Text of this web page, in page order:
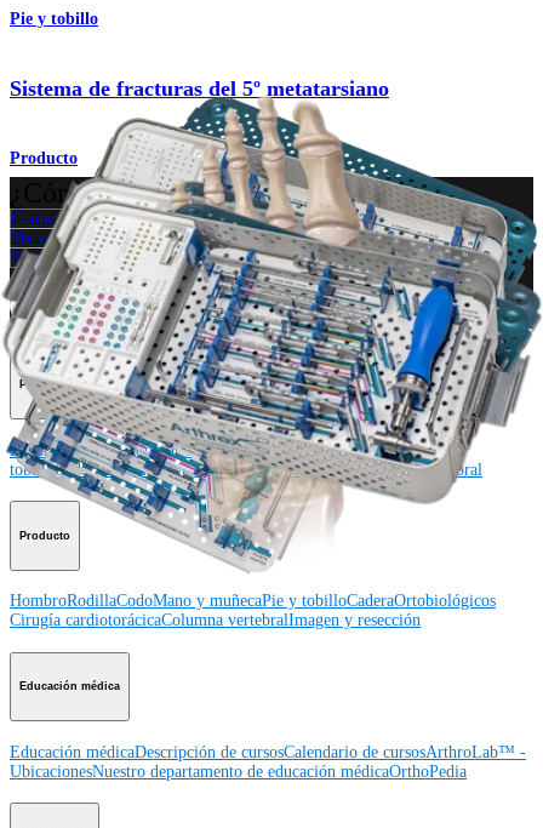
Pie y tobillo
Sistema de fracturas del 5º metatarsiano
Producto
¿Cómo podemos ayudarlo?
Contacte a un representante
Ver eventos, laboratorios y oportunidades educativas
Regístrese para recibir: ¿Qué hay de nuevo en Arthrex?
Conéctese con nosotros
Procedimiento
HombroRodillaCodoMano y muñecaPie y
tobilloCaderaOrtobiológicosCirugía cardiotorácica Columna vertebral
Producto
HombroRodillaCodoMano y muñecaPie y tobilloCaderaOrtobiológicos
Cirugía cardiotorácicaColumna vertebralImagen y resección
Educación médica
Educación médicaDescripción de cursosCalendario de cursosArthroLab™ -
UbicacionesNuestro departamento de educación médicaOrthoPedia